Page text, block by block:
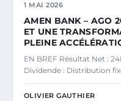
1 MAI 2026
AMEN BANK – AGO
ET UNE
PLEINE
EN BREF Résultat Net :
Dividende : Distribution
OLIVIER GAUTHIER